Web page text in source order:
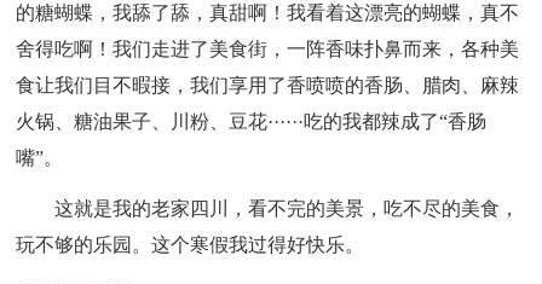
的糖蝴蝶，我舔了舔，真甜啊！我看着这漂亮的蝴蝶，真不
舍得吃啊！我们走进了美食街，一阵香味扑鼻而来，各种美
食让我们目不暇接，我们享用了香喷喷的香肠、腊肉、麻辣
火锅、糖油果子、川粉、豆花······吃的我都辣成了“香肠
嘴”。
这就是我的老家四川，看不完的美景，吃不尽的美食，
玩不够的乐园。这个寒假我过得好快乐。